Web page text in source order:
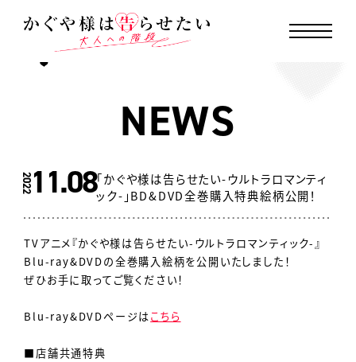
MENU CLOSE
NEWS
202211.08「かぐや様は告らせたい-ウルトラロマンティ
ック-」BD&DVD全巻購入特典絵柄公開！
TVアニメ『かぐや様は告らせたい-ウルトラロマンティック-』
Blu-ray&DVDの全巻購入絵柄を公開いたしました！
ぜひお手に取ってご覧ください！
Blu-ray&DVDページはこちら
■店舗共通特典